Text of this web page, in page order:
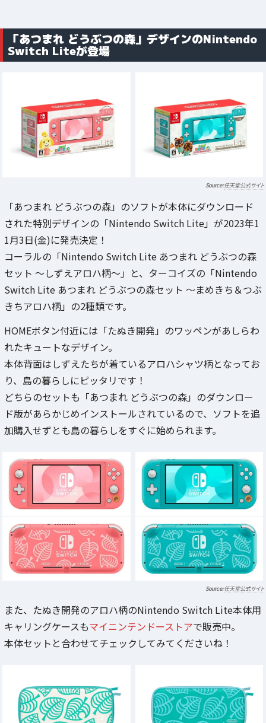
「あつまれ どうぶつの森」デザインのNintendo
Switch Liteが登場
任天堂公式サイト
「あつまれ どうぶつの森」のソフトが本体にダウンロード
された特別デザインの「Nintendo Switch Lite」が2023年1
1月3日(金)に発売決定！
コーラルの「Nintendo Switch Lite あつまれ どうぶつの森
セット ～しずえアロハ柄～」と、ターコイズの「Nintendo
Switch Lite あつまれ どうぶつの森セット ～まめきち＆つぶ
きちアロハ柄」の2種類です。
HOMEボタン付近には「たぬき開発」のワッペンがあしらわ
れたキュートなデザイン。
本体背面はしずえたちが着ているアロハシャツ柄となってお
り、島の暮らしにピッタリです！
どちらのセットも「あつまれ どうぶつの森」のダウンロー
ド版があらかじめインストールされているので、ソフトを追
加購入せずとも島の暮らしをすぐに始められます。
任天堂公式サイト
また、たぬき開発のアロハ柄のNintendo Switch Lite本体用
キャリングケースもマイニンテンドーストアで販売中。
本体セットと合わせてチェックしてみてくださいね！